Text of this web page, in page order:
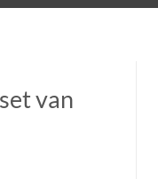
van